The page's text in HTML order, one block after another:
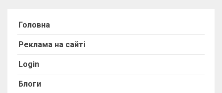
Головна
Реклама на сайті
Login
Блоги